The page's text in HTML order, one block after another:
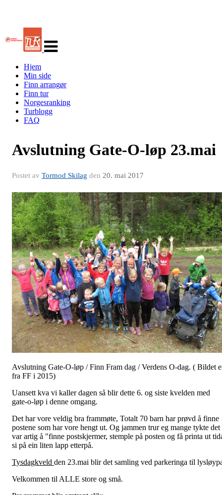
navigasjon
Hjem
Min side
Finn arrangør
Finn tur
Norgesranking
Turblogg
FAQ
Avslutning Gate-O-løp 23.mai
Postet av Tormod Skilag den 20. mai 2017
Avslutning Gate-O-løp / Finn Fram dag / Verdens O-dag. ( Bildet
fra FF i 2015)
Uansett kva vi kaller dagen så blir dette 6. og siste kvelden med
gate-o-løp i denne omgang.
Det har vore veldig bra frammøte, Totalt 70 barn har prøvd å finne
postene som har vore hengt ut. Og jammen trur eg mange tykte det
var artig å "finne postskjermer, stemple på posten og få printa ut
si på ein liten lapp etterpå.
Tysdagkveld den 23.mai blir det samling ved parkeringa til
Velkommen til ALLE store og små.